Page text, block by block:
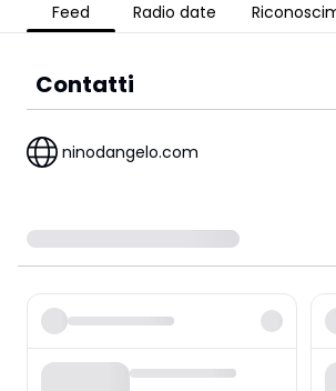
Feed Radio date
Contatti
ninodangelo.com